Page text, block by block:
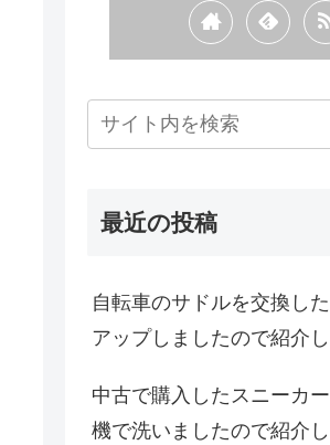
最近の投稿
自転車のサドルを交換し
アップしましたので紹介し
中古で購入したスニーカ
機で洗いましたので紹介し